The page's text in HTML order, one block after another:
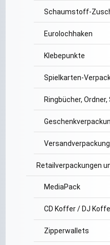
Schaumstoff-
Eurolochhaken
Klebepunkte
Spielkarten-
Ringbücher,
Retailverpackungen
MediaPack
CD Koffer / DJ
Zipperwallets